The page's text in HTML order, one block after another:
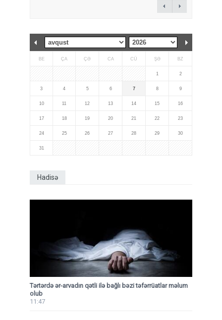
BE ÇA ÇƏ CA CÜ ŞƏ BZ
1 2
3 4 5 6 7 8 9
10 11 12 13 14 15 16
17 18 19 20 21 22 23
24 25 26 27 28 29 30
31
Hadisə
Tərtərdə ər-arvadın qətli ilə bağlı bəzi təfərrüatlar məlum
olub
11:47